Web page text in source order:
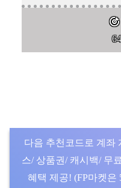
다음 추천코드로 계좌
스/ 상품권/ 캐시백/ 무
혜택 제공! (FP마켓은